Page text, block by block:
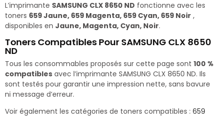
L’imprimante SAMSUNG CLX 8650 ND fonctionne avec les
toners 659 Jaune, 659 Magenta, 659 Cyan, 659 Noir ,
disponibles en Jaune, Magenta, Cyan, Noir.
Toners Compatibles Pour SAMSUNG CLX 8650
ND
Tous les consommables proposés sur cette page sont 100 %
compatibles avec l’imprimante SAMSUNG CLX 8650 ND. Ils
sont testés pour garantir une impression nette, sans bavure
ni message d’erreur.
Voir également les catégories de toners compatibles : 659